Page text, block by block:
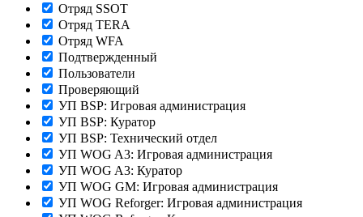
Отряд SSOT
Отряд TERA
Отряд WFA
Подтвержденный
Пользователи
Проверяющий
УП BSP: Игровая администрация
УП BSP: Куратор
УП BSP: Технический отдел
УП WOG A3: Игровая администрация
УП WOG A3: Куратор
УП WOG GM: Игровая администрация
УП WOG Reforger: Игровая администрация